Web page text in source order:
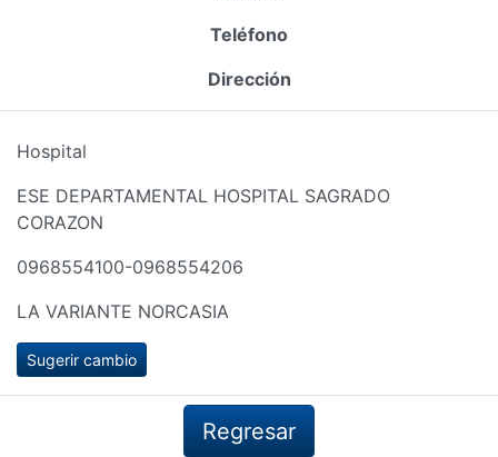
Teléfono
Dirección
Hospital
ESE DEPARTAMENTAL HOSPITAL SAGRADO
CORAZON
0968554100-0968554206
LA VARIANTE NORCASIA
Sugerir cambio
Regresar